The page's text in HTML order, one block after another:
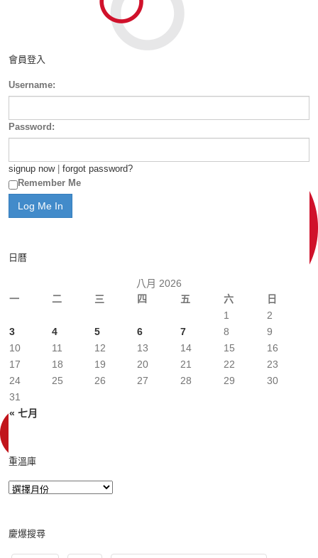
會員登入
Username:
Password:
signup now| forgot password?
Remember Me
日曆
八月 2026
一
二 三 四 五 六 日
« 七月
1
2
3
4 5 6 7 8
9
10
11 12 13 14 15
16
17
18 19 20 21 22
23
24
25 26 27 28 29
30
31
重溫庫
慶爆搜尋